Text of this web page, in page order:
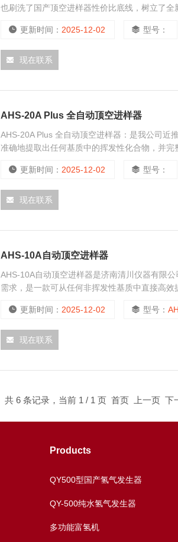
也刷洗了国产顶空进样器性价比底线，树立了全
更新时间： 2025-12-02 型号：
现在联系
AHS-20A Plus 全自动顶空进样器
AHS-20A Plus 全自动顶空进样器：是我公司近
准确地提取出任何基质中的挥发性化合物，并
更新时间： 2025-12-02 型号：
现在联系
AHS-10A自动顶空进样器
AHS-10A自动顶空进样器是济南清川仪器有限
需求，是一款可从任何非挥发性基质中直接高
更新时间： 2025-12-02 型号：
现在联系
共 6 条记录，当前 1 / 1 页 首页 上一页
Products
QY500型国产氢气发生器
QY-500纯水氢气发生器
多功能富氢机